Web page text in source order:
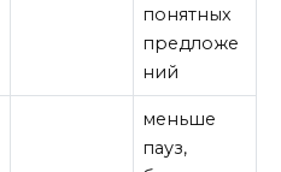
понятных
предложе
ний
меньше
пауз,